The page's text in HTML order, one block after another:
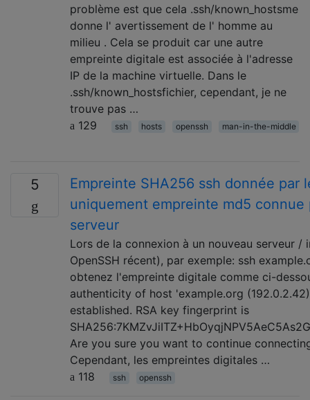
problème est que cela .ssh/known_hostsme
donne l' avertissement de l' homme au
milieu . Cela se produit car une autre
empreinte digitale est associée à l'adresse
IP de la machine virtuelle. Dans le
.ssh/known_hostsfichier, cependant, je ne
trouve pas …
129
ssh hosts openssh man-in-the-middle
5
Empreinte SHA256 ssh donnée par
uniquement empreinte md5 connue
serveur
Lors de la connexion à un nouveau serveur /
OpenSSH récent), par exemple: ssh
obtenez l'empreinte digitale comme ci-
authenticity of host 'example.org
established. RSA key fingerprint is
Are you sure you want to continue
Cependant, les empreintes digitales …
118
ssh openssh